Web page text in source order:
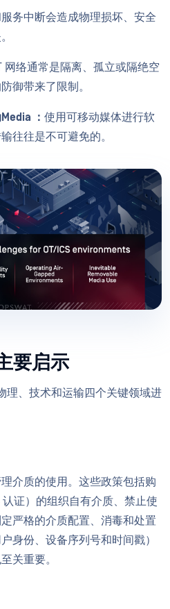
务中断会造成物理损坏、安全
网络通常是隔离、孤立或隔绝空
御带来了限制。
： 使用可移动媒体进行软
往往是不可避免的。
要启示
理、技术和运输四个关键领域进
介质的使用。这些政策包括购
证）的组织自有介质、禁止使
严格的介质配置、消毒和处置
身份、设备序列号和时间戳）
关重要。